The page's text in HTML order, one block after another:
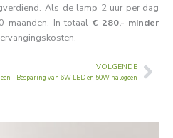
Als de lamp 2 uur per dag
maanden. In totaal€ 280,- minder
VOLGENDE
Besparing van 6W LED en 50W halogeen